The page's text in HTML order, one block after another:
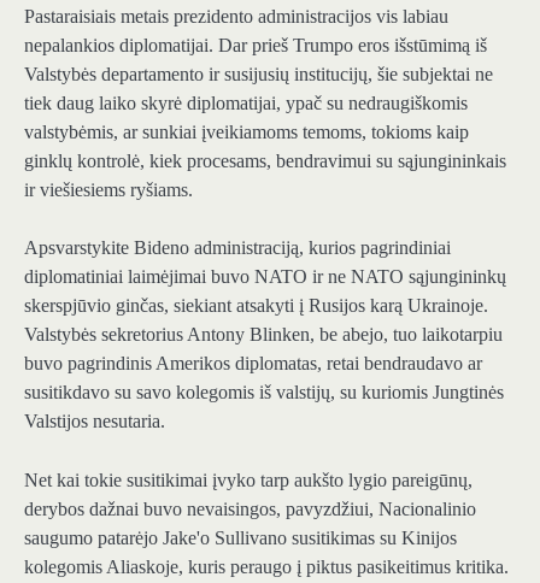
Pastaraisiais metais prezidento administracijos vis labiau
nepalankios diplomatijai. Dar prieš Trumpo eros išstūmimą iš
Valstybės departamento ir susijusių institucijų, šie subjektai ne
tiek daug laiko skyrė diplomatijai, ypač su nedraugiškomis
valstybėmis, ar sunkiai įveikiamoms temoms, tokioms kaip
ginklų kontrolė, kiek procesams, bendravimui su sąjungininkais
ir viešiesiems ryšiams.
Apsvarstykite Bideno administraciją, kurios pagrindiniai
diplomatiniai laimėjimai buvo NATO ir ne NATO sąjungininkų
skerspjūvio ginčas, siekiant atsakyti į Rusijos karą Ukrainoje.
Valstybės sekretorius Antony Blinken, be abejo, tuo laikotarpiu
buvo pagrindinis Amerikos diplomatas, retai bendraudavo ar
susitikdavo su savo kolegomis iš valstijų, su kuriomis Jungtinės
Valstijos nesutaria.
Net kai tokie susitikimai įvyko tarp aukšto lygio pareigūnų,
derybos dažnai buvo nevaisingos, pavyzdžiui, Nacionalinio
saugumo patarėjo Jake'o Sullivano susitikimas su Kinijos
kolegomis Aliaskoje, kuris peraugo į piktus pasikeitimus kritika.